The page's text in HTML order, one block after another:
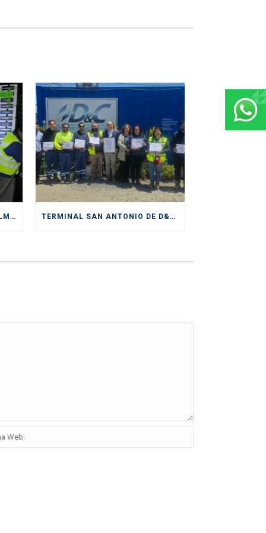
D&C DIVISIÓN DEPÓSITOS CULMINA EXITOSAMENTE SERVICIOS PRESTADOS DURANTE CICLO DE EXPORTACIÓN DE CEREZAS TERMINAL SAN ANTONIO DE D&C RECIBE IMPORTANTE CERTIFICACIÓN DE SENDA COMO “ESPACIO PREVENTIVO”